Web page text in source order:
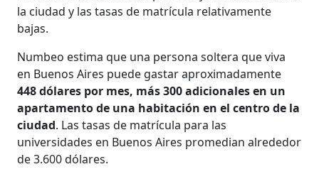
la ciudad y las tasas de matrícula relativamente
bajas.
Numbeo estima que una persona soltera que viva
en Buenos Aires puede gastar aproximadamente
448 dólares por mes, más 300 adicionales en un
apartamento de una habitación en el centro de la
ciudad. Las tasas de matrícula para las
universidades en Buenos Aires promedian alrededor
de 3.600 dólares.